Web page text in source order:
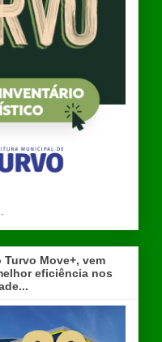
Turvo Move+, vem
eficiência nos